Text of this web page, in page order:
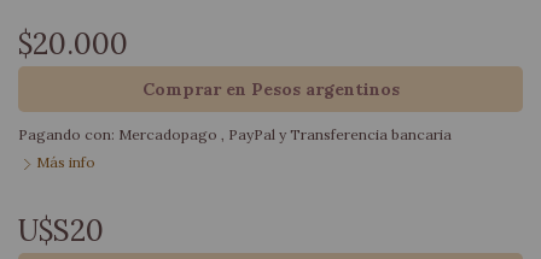
$20.000
Comprar en Pesos argentinos
Pagando con: Mercadopago , PayPal y Transferencia bancaria
Más info
U$S20